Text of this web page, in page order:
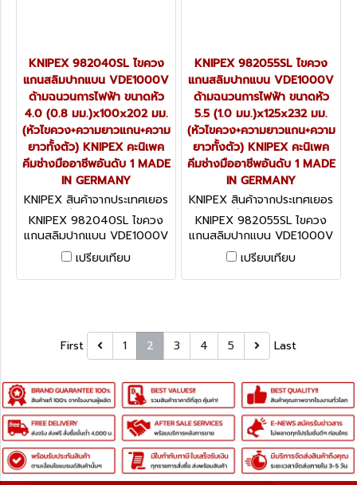
KNIPEX 982040SL ไขควง
แกนสลิมปากแบน VDE1000V
ด้ามฉนวนการไฟฟ้า ขนาดหัว
4.0 (0.8 มม.)x100x202 มม.
(หัวไขควง+ความยาวแกน+ความ
ยาวทั้งตัว) KNIPEX คะนิเพค
คีมช่างมืออาชีพอันดับ 1 MADE
IN GERMANY
KNIPEX สินค้าจากประเทศเยอร
มนี 982040SL
KNIPEX 982040SL ไขควง
แกนสลิมปากแบน VDE1000V
ด้ามฉนวนการไฟฟ้า ขนาดหัว
4.0 (0.8 มม.)x100x202 มม.
(หัวไขควง+ความยาวแกน+ความ
เปรียบเทียบ
KNIPEX 982055SL ไขควง
แกนสลิมปากแบน VDE1000V
ด้ามฉนวนการไฟฟ้า ขนาดหัว
5.5 (1.0 มม.)x125x232 มม.
(หัวไขควง+ความยาวแกน+ความ
ยาวทั้งตัว) KNIPEX คะนิเพค
คีมช่างมืออาชีพอันดับ 1 MADE
IN GERMANY
KNIPEX สินค้าจากประเทศเยอร
มนี 982055SL
KNIPEX 982055SL ไขควง
แกนสลิมปากแบน VDE1000V
ด้ามฉนวนการไฟฟ้า ขนาดหัว
5.5 (1.0 มม.)x125x232 มม.
(หัวไขควง+ความยาวแกน+ความ
เปรียบเทียบ
First 1 2 3 4 5 Last